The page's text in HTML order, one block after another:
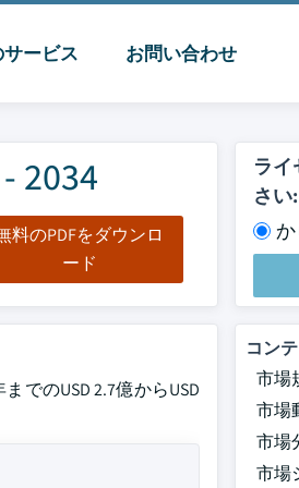
ービス お問い合わせ
2034
料のPDFをダウンロ
ード
ラ
さい:
でのUSD 2.7億からUSD
コン
市場
市場
市場
市場